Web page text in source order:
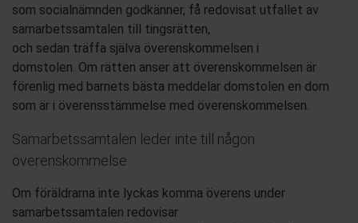
som socialnämnden godkänner, få redovisat utfallet av
samarbetssamtalen till tingsrätten,
och sedan träffa själva överenskommelsen i
domstolen. Om rätten anser att överenskommelsen är
förenlig med barnets bästa meddelar domstolen en dom
som är i överensstämmelse med överenskommelsen.
Samarbetssamtalen leder inte till någon
överenskommelse
Om föräldrarna inte lyckas komma överens under
samarbetssamtalen redovisar